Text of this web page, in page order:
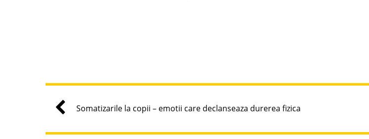
Somatizarile la copii – emotii care declanseaza durerea fizica